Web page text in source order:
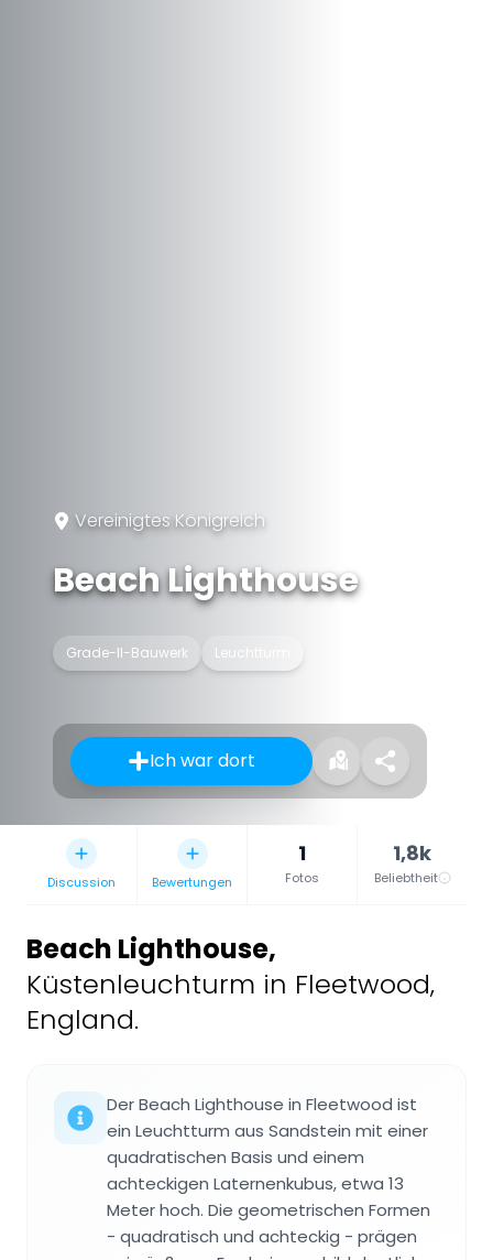
Vereinigtes Königreich
Beach Lighthouse
Grade-II-Bauwerk Leuchtturm
Ich war dort
Discussion Bewertungen
1
Fotos
1,8k
Beliebtheit
Beach Lighthouse,
Küstenleuchturm in Fleetwood,
England.
Der Beach Lighthouse in Fleetwood ist
ein Leuchtturm aus Sandstein mit einer
quadratischen Basis und einem
achteckigen Laternenkubus, etwa 13
Meter hoch. Die geometrischen Formen
- quadratisch und achteckig - prägen